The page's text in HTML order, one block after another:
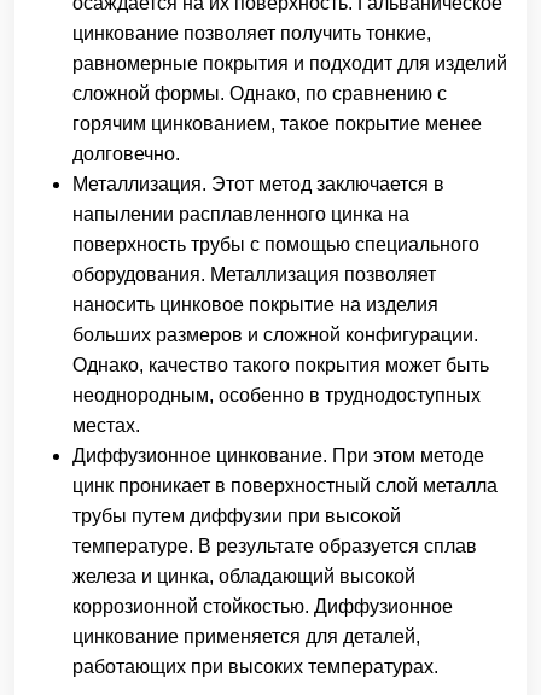
цинкование позволяет получить тонкие,
равномерные покрытия и подходит для изделий
сложной формы. Однако, по сравнению с
горячим цинкованием, такое покрытие менее
долговечно.
Металлизация. Этот метод заключается в
напылении расплавленного цинка на
поверхность трубы с помощью специального
оборудования. Металлизация позволяет
наносить цинковое покрытие на изделия
больших размеров и сложной конфигурации.
Однако, качество такого покрытия может быть
неоднородным, особенно в труднодоступных
местах.
Диффузионное цинкование. При этом методе
цинк проникает в поверхностный слой металла
трубы путем диффузии при высокой
температуре. В результате образуется сплав
железа и цинка, обладающий высокой
коррозионной стойкостью. Диффузионное
цинкование применяется для деталей,
работающих при высоких температурах.